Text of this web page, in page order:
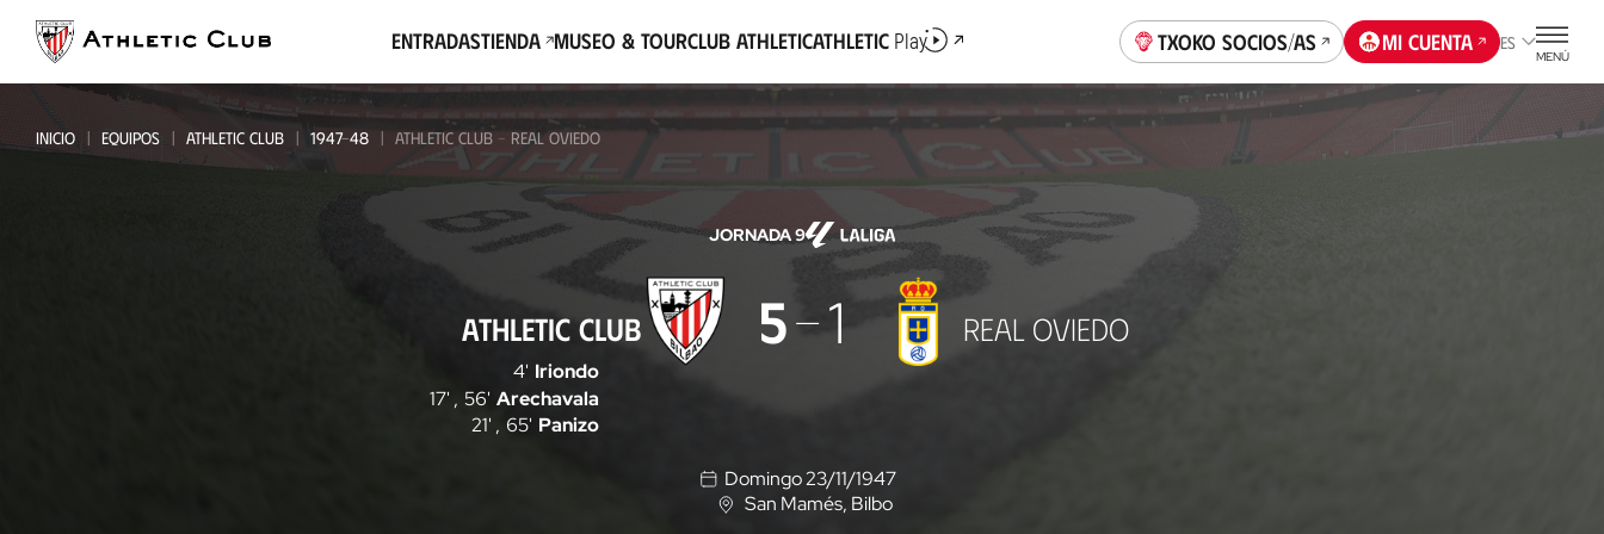
contenido
principal
EntradasTienda Museo & TourClub AthleticAthletic Play Txoko socios/as Mi cuenta ES
MENÚ
INICIO EQUIPOS ATHLETIC CLUB 1947-48 ATHLETIC CLUB - REAL OVIEDO
JORNADA 9
ATHLETIC CLUB 5 1 REAL OVIEDO
4' Iriondo
17' , 56' Arechavala
21' , 65' Panizo
Domingo 23/11/1947
U
San Mamés, Bilbo